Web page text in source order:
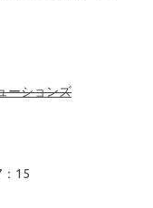
ーションズ
15